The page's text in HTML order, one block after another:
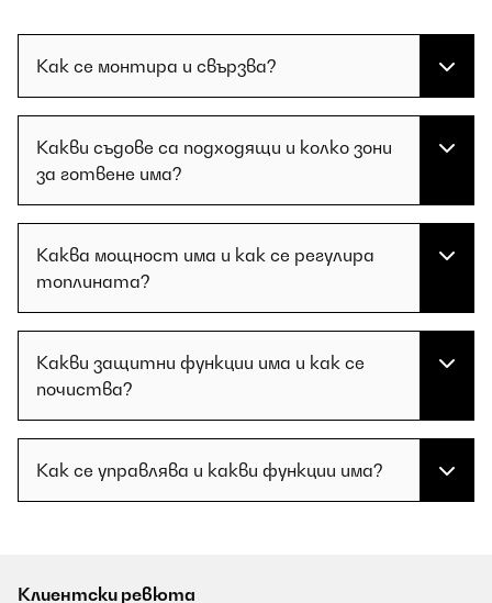
Как се монтира и свързва?
Какви съдове са подходящи и колко зони
за готвене има?
Каква мощност има и как се регулира
топлината?
Какви защитни функции има и как се
почиства?
Как се управлява и какви функции има?
Клиентски ревюта